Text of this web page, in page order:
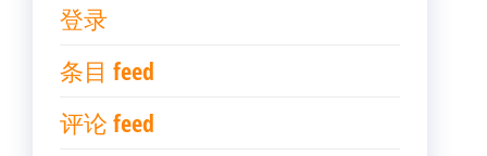
登录
条目 feed
评论 feed